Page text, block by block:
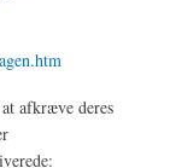
afkræve deres